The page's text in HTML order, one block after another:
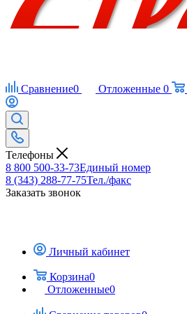
Сравнение0 Отложенные 0
Телефоны
8 800 500-33-73Единый номер
8 (343) 288-77-75Тел./факс
Заказать звонок
Личный кабинет
Корзина0
Отложенные0